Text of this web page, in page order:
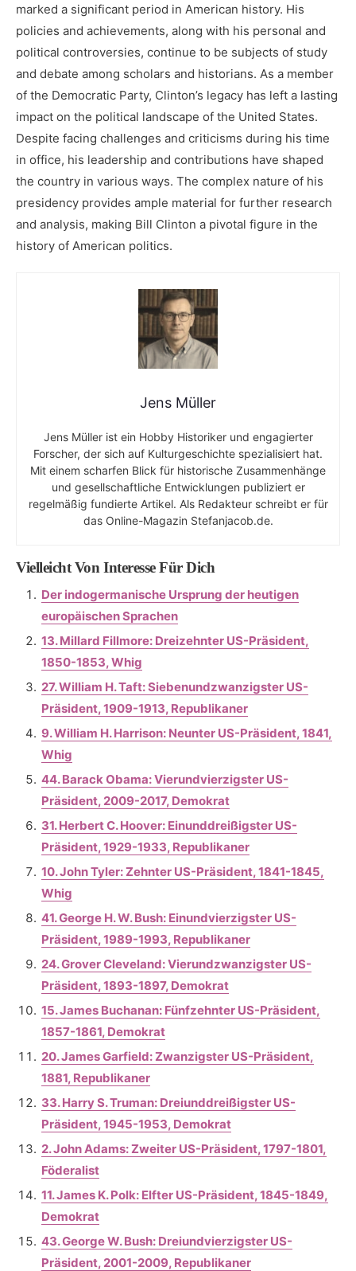
marked a significant‍ period⁣ in American history. His
policies and achievements, along‌ with⁢ his⁢ personal⁣ and
⁣political controversies, continue to be subjects ​of study⁤
and debate among scholars and⁤ historians.‌ As a‍ member
of the Democratic Party, Clinton’s legacy ⁣has left​ a lasting
impact on the political landscape of the United States.
Despite facing challenges​ and criticisms during his time
in office, his leadership and contributions have shaped ​
the country‌ in‍ various ways.‍ The complex nature​ of⁤ his⁢
presidency provides ample material for further research⁣
and analysis, making ⁤Bill‌ Clinton a pivotal figure in the
history of American politics.
Jens Müller
Jens Müller ist ein Hobby Historiker und engagierter
Forscher, der sich auf Kulturgeschichte spezialisiert hat.
Mit einem scharfen Blick für historische Zusammenhänge
und gesellschaftliche Entwicklungen publiziert er
regelmäßig fundierte Artikel. Als Redakteur schreibt er für
das Online-Magazin Stefanjacob.de.
Vielleicht Von Interesse Für Dich
Der indogermanische Ursprung der heutigen
europäischen Sprachen
13. Millard Fillmore: Dreizehnter US-Präsident,
1850-1853, Whig
27. William H. Taft: Siebenundzwanzigster US-
Präsident, 1909-1913, Republikaner
9. William H. Harrison: Neunter US-Präsident, 1841,
Whig
44. Barack Obama: Vierundvierzigster US-
Präsident, 2009-2017, Demokrat
31. Herbert C. Hoover: Einunddreißigster US-
Präsident, 1929-1933, Republikaner
10. John Tyler: Zehnter US-Präsident, 1841-1845,
Whig
41. George H. W. Bush: Einundvierzigster US-
Präsident, 1989-1993, Republikaner
24. Grover Cleveland: Vierundzwanzigster US-
Präsident, 1893-1897, Demokrat
15. James Buchanan: Fünfzehnter US-Präsident,
1857-1861, Demokrat
20. James Garfield: Zwanzigster US-Präsident,
1881, Republikaner
33. Harry S. Truman: Dreiunddreißigster US-
Präsident, 1945-1953, Demokrat
2. John Adams: Zweiter US-Präsident, 1797-1801,
Föderalist
11. James K. Polk: Elfter US-Präsident, 1845-1849,
Demokrat
43. George W. Bush: Dreiundvierzigster US-
Präsident, 2001-2009, Republikaner